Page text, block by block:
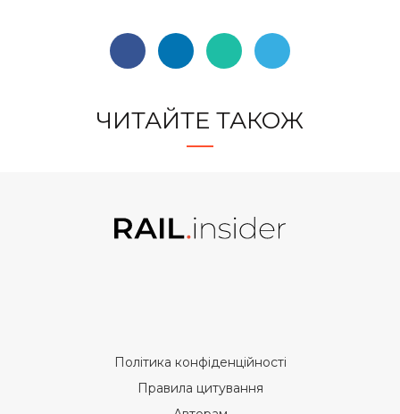
ЧИТАЙТЕ ТАКОЖ
Політика конфіденційності
Правила цитування